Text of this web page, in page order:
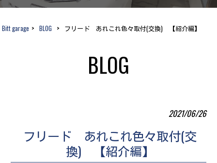
Bitt garage > BLOG > フリード あれこれ色々取付(交換) 【紹介編】
BLOG
2021/06/26
フリード あれこれ色々取付(交
換) 【紹介編】